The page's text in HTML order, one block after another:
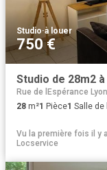
Studio·à louer
750 €
Studio de 28m2
Rue de lEspérance Lyon
28 m²1 Pièce1 Salle de
Vu la première fois il y
Locservice